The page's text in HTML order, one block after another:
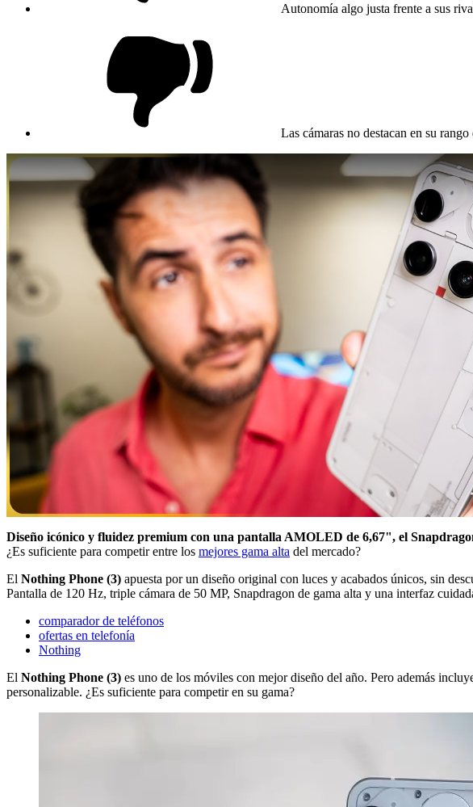
Autonomía algo justa frente a sus
Las cámaras no destacan en su
Diseño icónico y fluidez premium con una pantalla AMOLED de 6,67", el
¿Es suficiente para competir entre los mejores gama alta del mercado?
El Nothing Phone (3) apuesta por un diseño original con luces y acabados únicos, sin
Pantalla de 120 Hz, triple cámara de 50 MP, Snapdragon de gama alta y una interfaz
comparador de teléfonos
ofertas en telefonía
Nothing
El Nothing Phone (3) es uno de los móviles con mejor diseño del año. Pero además
personalizable. ¿Es suficiente para competir en su gama?